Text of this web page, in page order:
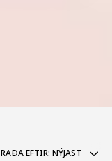
RAÐA EFTIR: NÝJAST